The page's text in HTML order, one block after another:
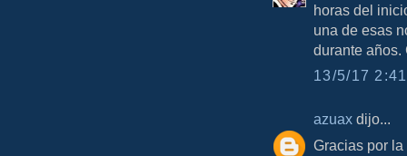
horas del
una de esas
durante años.
13/5/17
azuax dijo...
Gracias por